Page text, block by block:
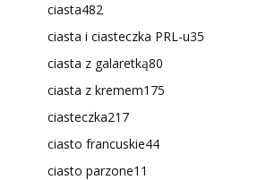
ciasta482
ciasta i ciasteczka PRL-u35
ciasta z galaretką80
ciasta z kremem175
ciasteczka217
ciasto francuskie44
ciasto parzone11